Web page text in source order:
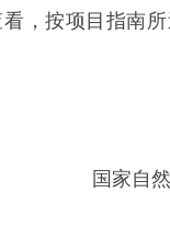
看，按项目指南
国家自